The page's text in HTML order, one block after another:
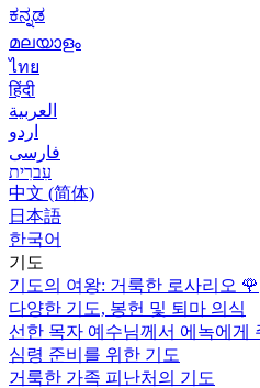
ಕನ್ನಡ
മലയാളം
ไทย
हिंदी
العربية
اردو
فارسی
עִברִית
中文 (简体)
日本語
한국어
기도
기도의 여왕: 거룩한 로사리오 🌹
다양한 기도, 봉헌 및 퇴마 의식
선한 목자 예수님께서 에녹에게
심령 준비를 위한 기도
거룩한 가족 피난처의 기도